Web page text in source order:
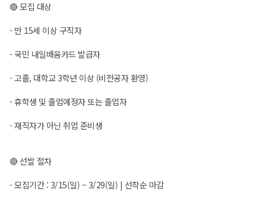
🔴 모집 대상
- 만 15세 이상 구직자
- 국민 내일배움카드 발급자
- 고졸, 대학교 3학년 이상 (비전공자 환영)
- 휴학생 및 졸업예정자 또는 졸업자
- 재직자가 아닌 취업 준비생
🔴 선발 절차
- 모집기간 : 3/15(일) ~ 3/29(일) | 선착순 마감